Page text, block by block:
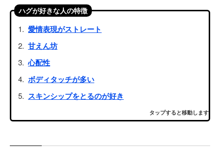
ハグが好きな人の特徴
愛情表現がストレート
甘えん坊
心配性
ボディタッチが多い
スキンシップをとるのが好き
タップすると移動します